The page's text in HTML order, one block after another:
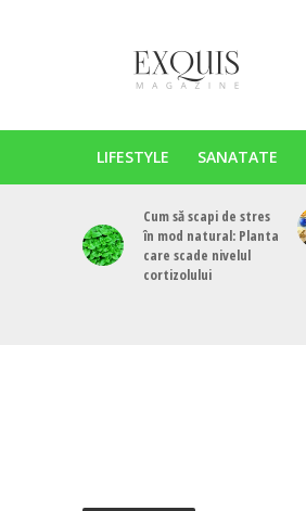
LIFESTYLE SANATATE
Cum să scapi de stres
în mod natural: Planta
care scade nivelul
cortizolului